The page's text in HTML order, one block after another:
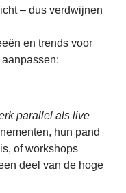
– dus verdwijnen
en trends voor
parallel als live
hun pand
of workshops
deel van de hoge